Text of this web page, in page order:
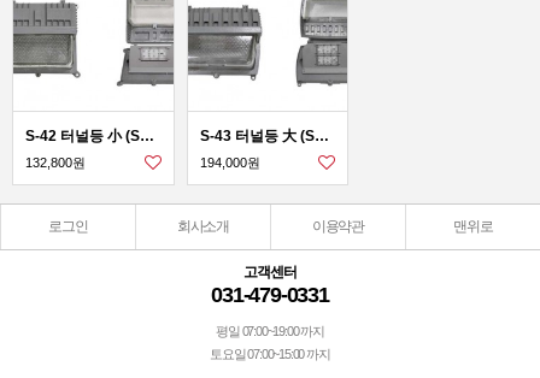
S-42 터널등 小 (SMPS 내장형)30W
132,800원
S-43 터널등 大 (SMPS 내장형)60W
194,000원
로그인 회사소개 이용약관 맨위로
고객센터
031-479-0331
평일 07:00~19:00 까지
토요일 07:00~15:00 까지